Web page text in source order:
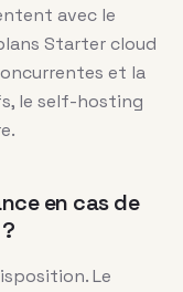
avec le
Starter cloud
et la
le self-hosting
en cas de
Le